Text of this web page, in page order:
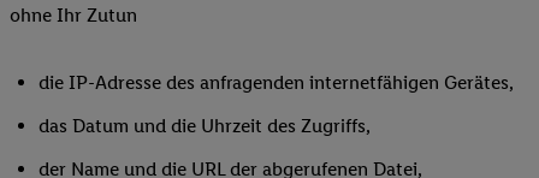
ohne Ihr Zutun
die IP-Adresse des anfragenden internetfähigen Gerätes,
das Datum und die Uhrzeit des Zugriffs,
der Name und die URL der abgerufenen Datei,